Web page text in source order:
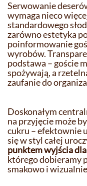
Serwowanie
wymaga nieco
standardowego
zarówno estetyka
poinformowanie
wyrobów.
podstawa – goście
spożywają, a
zaufanie do
Doskonałym
na przyjęcie może
cukru – efektownie
się w styl całej
punktem wyjścia
którego dobieramy
smakowo i